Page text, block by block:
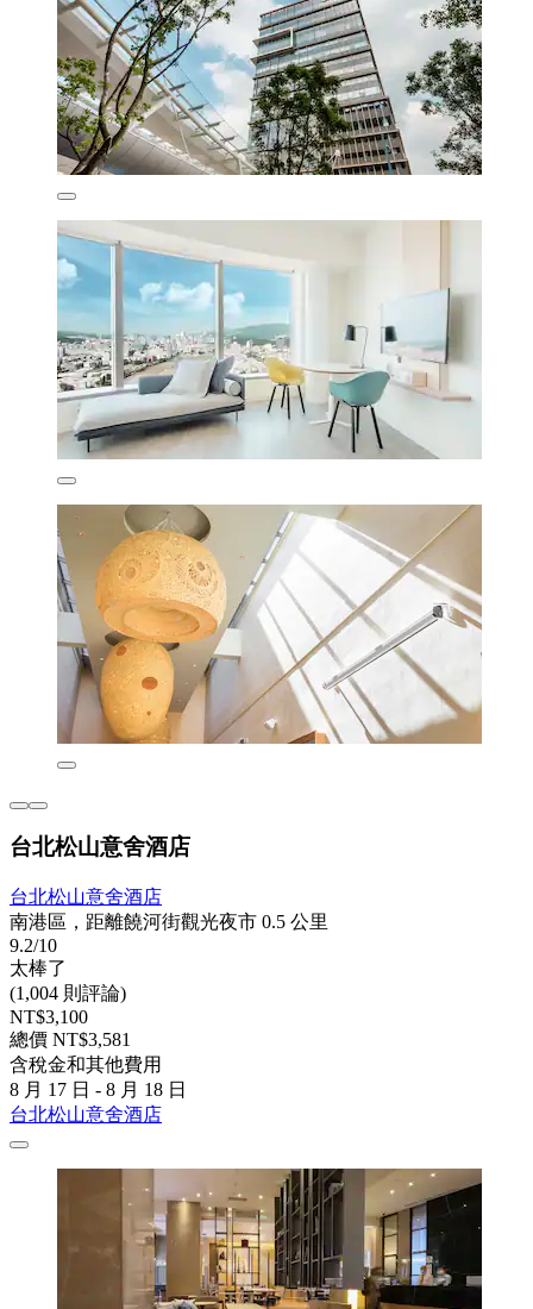
台北松山意舍酒店
台北松山意舍酒店
南港區，距離饒河街觀光夜市 0.5 公里
9.2/10
太棒了
(1,004 則評論)
NT$3,100
總價 NT$3,581
含稅金和其他費用
8 月 17 日 - 8 月 18 日
台北松山意舍酒店